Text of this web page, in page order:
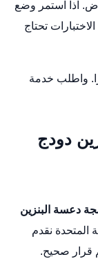
اذا استمر وضع
تحتاج
اتصل على 66633305 فورا. واطلب خدمة
دودج
دعسة البنزين
نقدم
قرار صحيح.